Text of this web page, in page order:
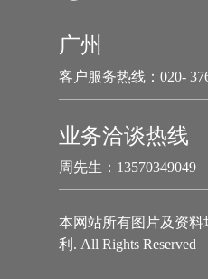
广州
客户服务热线：020-
业务洽谈热线
周先生：13570349049
本网站所有图片及资
利. All Rights Reserved